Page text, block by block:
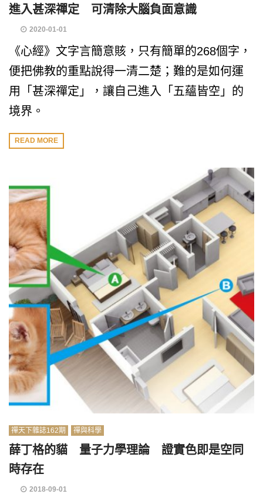
進入甚深禪定 可清除大腦負面意識
2020-01-01
《心經》文字言簡意賅，只有簡單的268個字，
便把佛教的重點說得一清二楚；難的是如何運
用「甚深禪定」，讓自己進入「五蘊皆空」的
境界。
READ MORE
禪天下雜誌162期 禪與科學
薛丁格的貓 量子力學理論 證實色即是空同
時存在
2018-09-01